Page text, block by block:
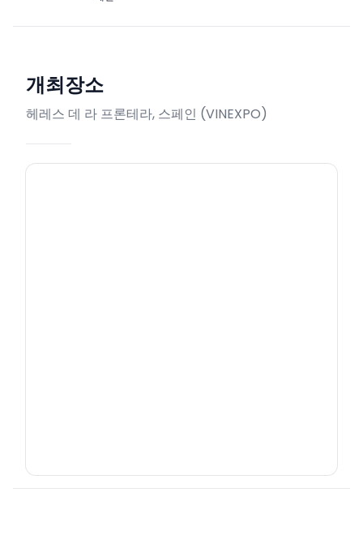
개최장소
헤레스 데 라 프론테라, 스페인 (VINEXPO)